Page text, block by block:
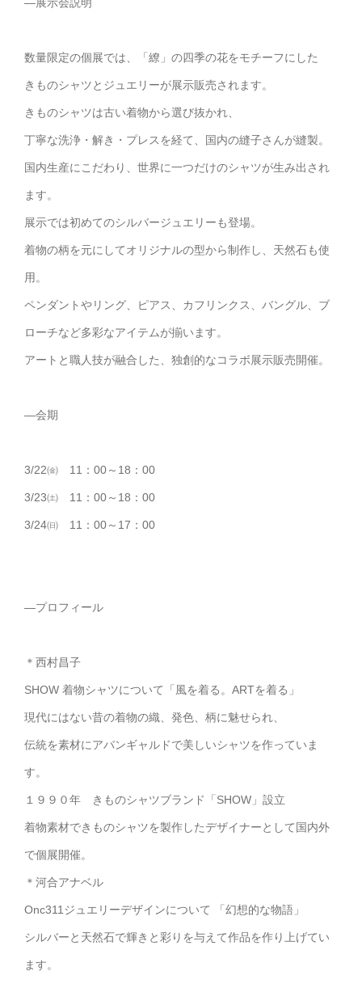
数量限定の個展では、「繚」の四季の花をモチーフにした
きものシャツとジュエリーが展示販売されます。
きものシャツは古い着物から選び抜かれ、
丁寧な洗浄・解き・プレスを経て、国内の縫子さんが縫製。
国内生産にこだわり、世界に一つだけのシャツが生み出され
ます。
展示では初めてのシルバージュエリーも登場。
着物の柄を元にしてオリジナルの型から制作し、天然石も使
用。
ペンダントやリング、ピアス、カフリンクス、バングル、ブ
ローチなど多彩なアイテムが揃います。
アートと職人技が融合した、独創的なコラボ展示販売開催。
—会期
3/22㈮ 11：00～18：00
3/23㈯ 11：00～18：00
3/24㈰ 11：00～17：00
—プロフィール
＊西村昌子
SHOW 着物シャツについて「風を着る。ARTを着る」
現代にはない昔の着物の織、発色、柄に魅せられ、
伝統を素材にアバンギャルドで美しいシャツを作っていま
す。
１９９０年 きものシャツブランド「SHOW」設立
着物素材できものシャツを製作したデザイナーとして国内外
で個展開催。
＊河合アナベル
Onc311ジュエリーデザインについて 「幻想的な物語」
シルバーと天然石で輝きと彩りを与えて作品を作り上げてい
ます。